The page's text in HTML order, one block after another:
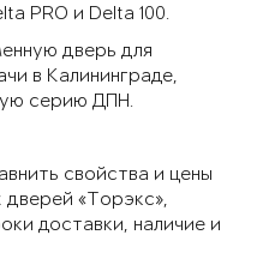
PRO и Delta 100.
дверь для
в Калининграде,
серию ДПН.
свойства и цены
«Торэкс»,
доставки, наличие и